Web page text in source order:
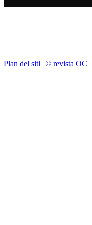
Plan del siti | © revista OC |